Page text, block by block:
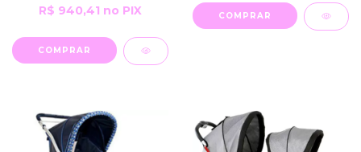
R$ 940,41 no PIX